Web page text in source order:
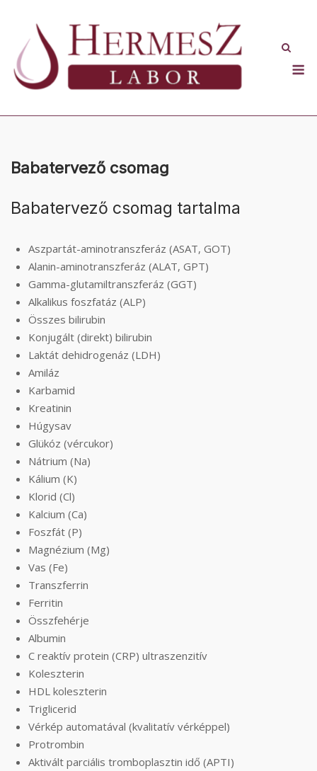
content
Babatervező csomag
Babatervező csomag tartalma
Aszpartát-aminotranszferáz (ASAT, GOT)
Alanin-aminotranszferáz (ALAT, GPT)
Gamma-glutamiltranszferáz (GGT)
Alkalikus foszfatáz (ALP)
Összes bilirubin
Konjugált (direkt) bilirubin
Laktát dehidrogenáz (LDH)
Amiláz
Karbamid
Kreatinin
Húgysav
Glükóz (vércukor)
Nátrium (Na)
Kálium (K)
Klorid (Cl)
Kalcium (Ca)
Foszfát (P)
Magnézium (Mg)
Vas (Fe)
Transzferrin
Ferritin
Összfehérje
Albumin
C reaktív protein (CRP) ultraszenzitív
Koleszterin
HDL koleszterin
Triglicerid
Vérkép automatával (kvalitatív vérképpel)
Protrombin
Aktivált parciális tromboplasztin idő (APTI)